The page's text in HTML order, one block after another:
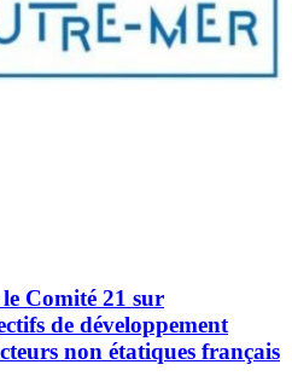
Comité 21 sur
de développement
non étatiques français